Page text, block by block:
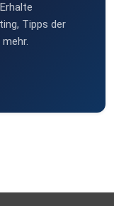
Tipps der